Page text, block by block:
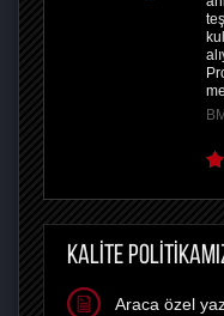
KALİTE
Araca özel